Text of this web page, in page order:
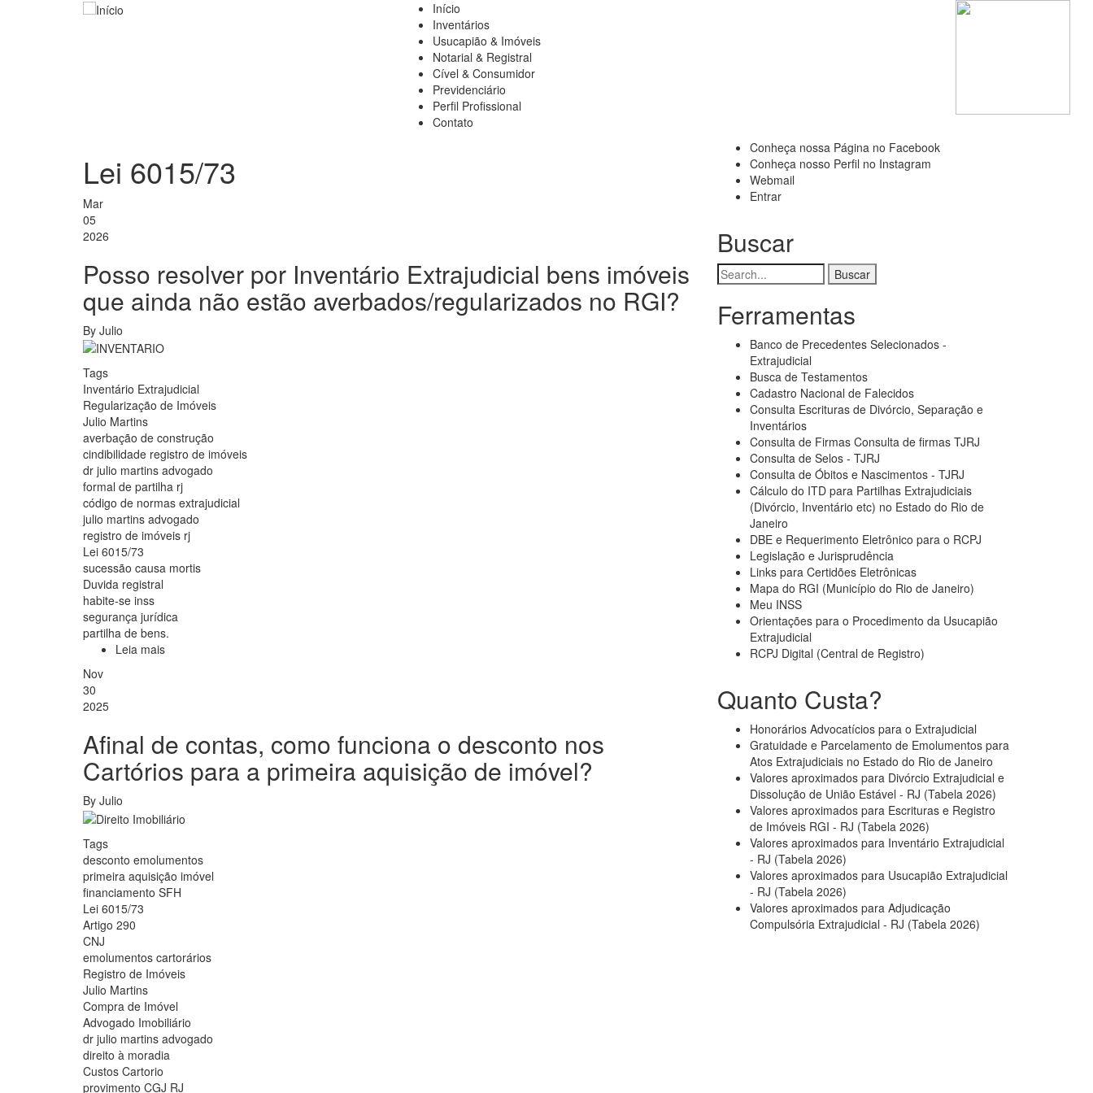
Navegação
principal
Início
Inventários
Usucapião & Imóveis
Notarial & Registral
Cível & Consumidor
Previdenciário
Perfil Profissional
Contato
Lei 6015/73
Mar
05
2026
Posso resolver por Inventário Extrajudicial bens imóveis
que ainda não estão averbados/regularizados no RGI?
By Julio
Tags
Inventário Extrajudicial
Regularização de Imóveis
Julio Martins
averbação de construção
cindibilidade registro de imóveis
dr julio martins advogado
formal de partilha rj
código de normas extrajudicial
julio martins advogado
registro de imóveis rj
Lei 6015/73
sucessão causa mortis
Duvida registral
habite-se inss
segurança jurídica
partilha de bens.
Leia mais
bens
que
não
estão
no
RGI?
Nov
30
2025
Afinal de contas, como funciona o desconto nos
Cartórios para a primeira aquisição de imóvel?
By Julio
Tags
desconto emolumentos
primeira aquisição imóvel
financiamento SFH
Lei 6015/73
Artigo 290
CNJ
emolumentos cartorários
Registro de Imóveis
Julio Martins
Compra de Imóvel
Advogado Imobiliário
dr julio martins advogado
direito à moradia
Custos Cartorio
provimento CGJ RJ
Menu
de
de
usuário
Conheça nossa Página no Facebook
Conheça nosso Perfil no Instagram
Webmail
Entrar
Buscar
Buscar
Ferramentas
Banco de Precedentes Selecionados -
Extrajudicial
Busca de Testamentos
Cadastro Nacional de Falecidos
Consulta Escrituras de Divórcio, Separação e
Inventários
Consulta de Firmas Consulta de firmas TJRJ
Consulta de Selos - TJRJ
Consulta de Óbitos e Nascimentos - TJRJ
Cálculo do ITD para Partilhas Extrajudiciais
(Divórcio, Inventário etc) no Estado do Rio de
Janeiro
DBE e Requerimento Eletrônico para o RCPJ
Legislação e Jurisprudência
Links para Certidões Eletrônicas
Mapa do RGI (Município do Rio de Janeiro)
Meu INSS
Orientações para o Procedimento da Usucapião
Extrajudicial
RCPJ Digital (Central de Registro)
Quanto Custa?
Honorários Advocatícios para o Extrajudicial
Gratuidade e Parcelamento de Emolumentos para
Atos Extrajudiciais no Estado do Rio de Janeiro
Valores aproximados para Divórcio Extrajudicial e
Dissolução de União Estável - RJ (Tabela 2026)
Valores aproximados para Escrituras e Registro
de Imóveis RGI - RJ (Tabela 2026)
Valores aproximados para Inventário Extrajudicial
- RJ (Tabela 2026)
Valores aproximados para Usucapião Extrajudicial
- RJ (Tabela 2026)
Valores aproximados para Adjudicação
Compulsória Extrajudicial - RJ (Tabela 2026)